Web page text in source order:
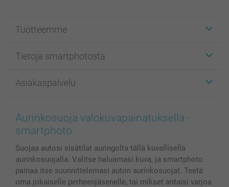
Tuotteemme
Kuvakortit
Kuvakirjat
Valokuvat, Julisteet & Taskukirjat
Kännykkä & Tabletti
Kuvakalenterit & Päivyrit
Valokuvakehykset & Lisätarvikkeet
Lahjakortti
Tietoja smartphotosta
Affiliate ohjelma
Evästekäytäntö
Sivukartta
Investor Relations
Asiakaspalvelu
100% tyytyväisyystakuu
smartbonus
Tilausten tila
Aurinkosuoja valokuvapainatuksella -
smartphoto
Suojaa autosi sisätilat auringolta tällä kuvallisella
aurinkosuojalla. Valitse haluamasi kuva, ja smartphoto
painaa itse suunnittelemasi auton aurinkosuojat. Teetä
oma jokaiselle perheenjäsenelle, tai mikset antaisi varjoa